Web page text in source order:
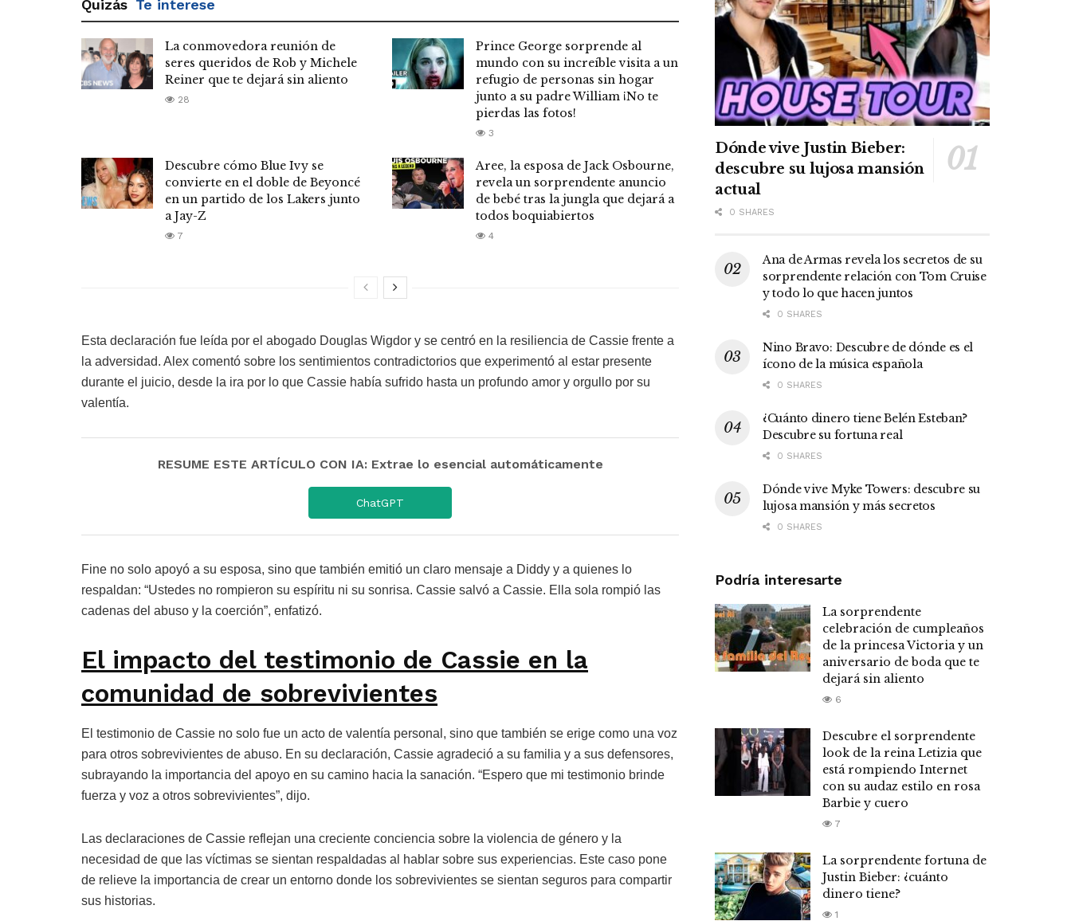
Quizás Te interese
La conmovedora reunión de
seres queridos de Rob y Michele
Reiner que te dejará sin aliento
28
Prince George sorprende al
mundo con su increíble visita a un
refugio de personas sin hogar
junto a su padre William ¡No te
pierdas las fotos!
3
Descubre cómo Blue Ivy se
convierte en el doble de Beyoncé
en un partido de los Lakers junto
a Jay-Z
7
Aree, la esposa de Jack Osbourne,
revela un sorprendente anuncio
de bebé tras la jungla que dejará a
todos boquiabiertos
4
Esta declaración fue leída por el abogado Douglas Wigdor y se centró en la resiliencia de Cassie frente a
la adversidad. Alex comentó sobre los sentimientos contradictorios que experimentó al estar presente
durante el juicio, desde la ira por lo que Cassie había sufrido hasta un profundo amor y orgullo por su
valentía.
RESUME ESTE ARTÍCULO CON IA: Extrae lo esencial automáticamente
ChatGPT
Fine no solo apoyó a su esposa, sino que también emitió un claro mensaje a Diddy y a quienes lo
respaldan: “Ustedes no rompieron su espíritu ni su sonrisa. Cassie salvó a Cassie. Ella sola rompió las
cadenas del abuso y la coerción”, enfatizó.
El impacto del testimonio de Cassie en la
comunidad de sobrevivientes
El testimonio de Cassie no solo fue un acto de valentía personal, sino que también se erige como una voz
para otros sobrevivientes de abuso. En su declaración, Cassie agradeció a su familia y a sus defensores,
subrayando la importancia del apoyo en su camino hacia la sanación. “Espero que mi testimonio brinde
fuerza y voz a otros sobrevivientes”, dijo.
Las declaraciones de Cassie reflejan una creciente conciencia sobre la violencia de género y la
necesidad de que las víctimas se sientan respaldadas al hablar sobre sus experiencias. Este caso pone
de relieve la importancia de crear un entorno donde los sobrevivientes se sientan seguros para compartir
sus historias.
Dónde vive Justin Bieber:
descubre su lujosa mansión
actual
0 SHARES
Ana de Armas revela los secretos de su
sorprendente relación con Tom Cruise
y todo lo que hacen juntos
0 SHARES
Nino Bravo: Descubre de dónde es el
ícono de la música española
0 SHARES
¿Cuánto dinero tiene Belén Esteban?
Descubre su fortuna real
0 SHARES
Dónde vive Myke Towers: descubre su
lujosa mansión y más secretos
0 SHARES
Podría interesarte
La sorprendente
celebración de cumpleaños
de la princesa Victoria y un
aniversario de boda que te
dejará sin aliento
6
Descubre el sorprendente
look de la reina Letizia que
está rompiendo Internet
con su audaz estilo en rosa
Barbie y cuero
7
La sorprendente fortuna de
Justin Bieber: ¿cuánto
dinero tiene?
1